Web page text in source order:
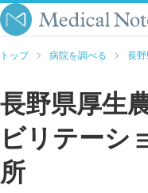
トップ 病院を調べる 長野
長野県厚生
ビリテーシ
所